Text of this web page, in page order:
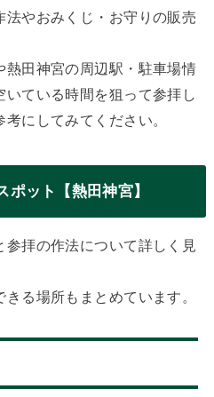
法やおみくじ・お守りの販売
熱田神宮の周辺駅・駐車場情
ている時間を狙って参拝し
にしてみてください。
ット【熱田神宮】
参拝の作法について詳しく見
る場所もまとめています。